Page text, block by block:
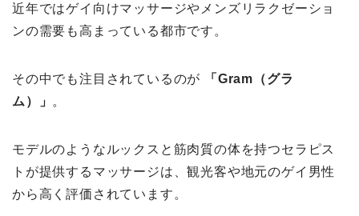
近年ではゲイ向けマッサージやメンズリラクゼーショ
ンの需要も高まっている都市です。
その中でも注目されているのが
「Gram（グラ
ム）」 。
モデルのようなルックスと筋肉質の体を持つセラピス
トが提供するマッサージは、観光客や地元のゲイ男性
から高く評価されています。